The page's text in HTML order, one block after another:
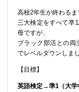
高校2年生が終わるま
三大検定をすべて凖
母ですが、
ブラック部活との
でレベルダウンしまし
【目標】
英語検定→準1（大学